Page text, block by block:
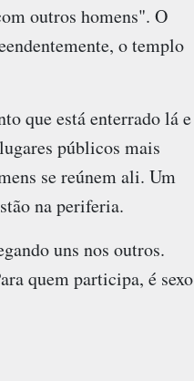
outros homens". O
o templo
que está enterrado lá e
públicos mais
se reúnem ali. Um
na periferia.
uns nos outros.
quem participa, é sexo